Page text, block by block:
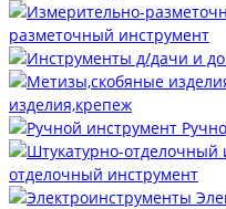
разметочный инструмент
изделия,крепеж
отделочный инструмент